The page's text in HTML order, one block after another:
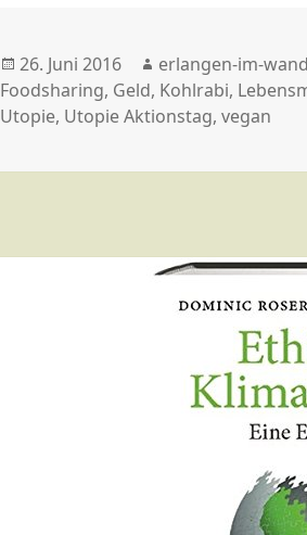
Veröffentlicht
am
26. Juni 2016 Autor
erlangen-im-
Foodsharing, Geld, Kohlrabi,
Utopie, Utopie Aktionstag,vegan